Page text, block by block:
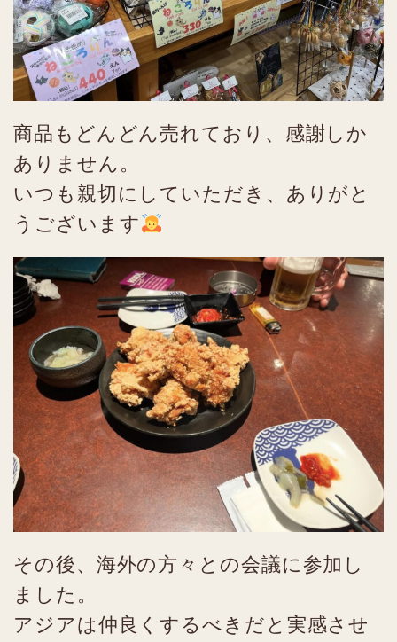
商品もどんどん売れており、感謝しか
ありません。
いつも親切にしていただき、ありがと
うございます
その後、海外の方々との会議に参加し
ました。
アジアは仲良くするべきだと実感させ